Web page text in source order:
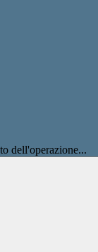
dell'operazione...